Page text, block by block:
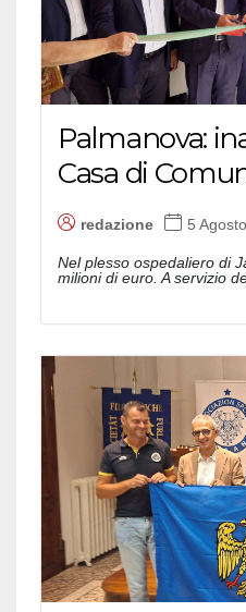
Palmanova:
Casa di
redazione 5
Nel plesso ospedaliero di
milioni di euro. A servizio